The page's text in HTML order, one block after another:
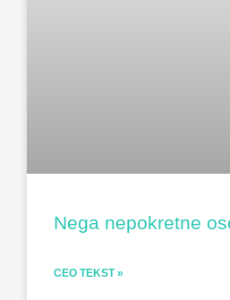
Nega nepokretne
CEO TEKST »